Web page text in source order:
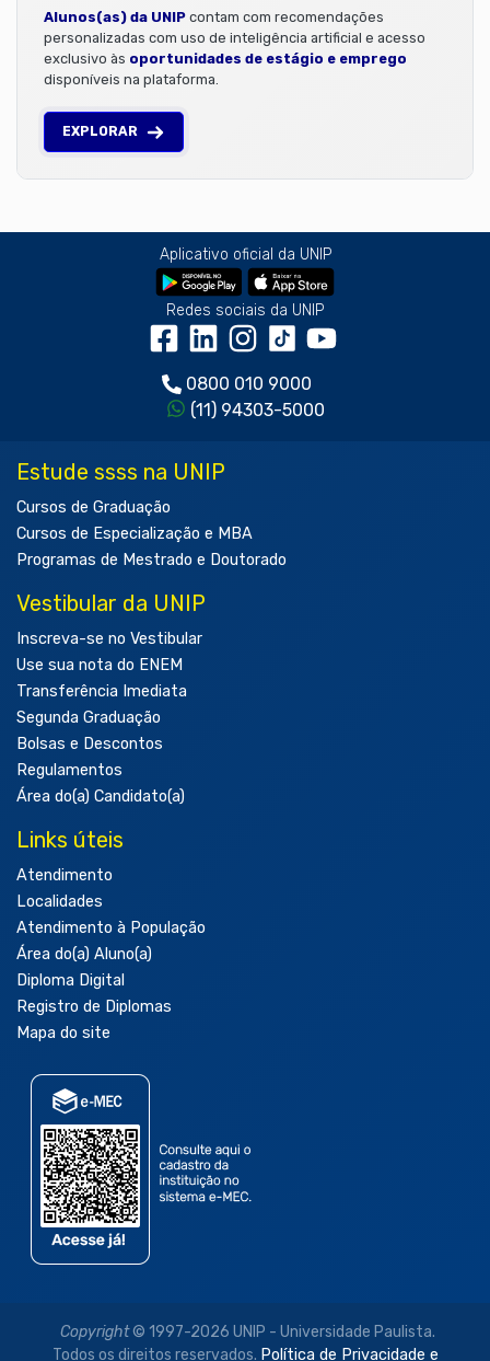
Alunos(as) da UNIP contam com recomendações
personalizadas com uso de inteligência artificial e acesso
exclusivo às oportunidades de estágio e emprego
disponíveis na plataforma.
EXPLORAR
Aplicativo oficial da UNIP
Redes sociais da UNIP
0800 010 9000
(11) 94303-5000
Estude ssss na UNIP
Cursos de Graduação
Cursos de Especialização e MBA
Programas de Mestrado e Doutorado
Vestibular da UNIP
Inscreva-se no Vestibular
Use sua nota do ENEM
Transferência Imediata
Segunda Graduação
Bolsas e Descontos
Regulamentos
Área do(a) Candidato(a)
Links úteis
Atendimento
Localidades
Atendimento à População
Área do(a) Aluno(a)
Diploma Digital
Registro de Diplomas
Mapa do site
Copyright© 1997-2026 UNIP - Universidade Paulista.
Todos os direitos reservados. Política de Privacidade e